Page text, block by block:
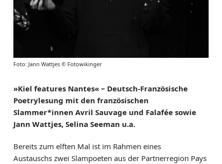
Foto: Jann Wattjes © Fotowikinger
»Kiel features Nantes« – Deutsch-Französische
Poetrylesung mit den französischen
Slammer*innen Avril Sauvage und Falafée sowie
Jann Wattjes, Selina Seeman u.a.
Bereits zum elften Mal ist im Rahmen eines
Austauschs zwei Slampoeten aus der Partnerregion Pays